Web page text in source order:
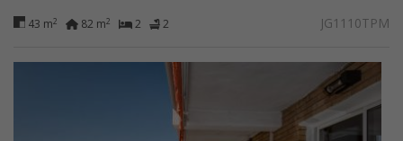
43 m2 82 m2 2 2 JG1110TPM